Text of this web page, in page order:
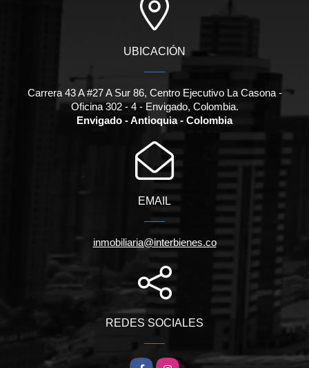
UBICACIÓN
Carrera 43 A #27 A Sur 86, Centro Ejecutivo La Casona -
Oficina 302 - 4 - Envigado, Colombia.
Envigado - Antioquia - Colombia
EMAIL
inmobiliaria@interbienes.co
REDES SOCIALES